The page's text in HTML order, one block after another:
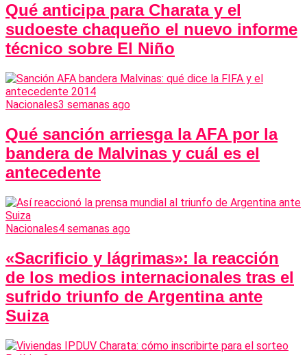
Qué anticipa para Charata y el
sudoeste chaqueño el nuevo informe
técnico sobre El Niño
Nacionales3 semanas ago
Qué sanción arriesga la AFA por la
bandera de Malvinas y cuál es el
antecedente
Nacionales4 semanas ago
«Sacrificio y lágrimas»: la reacción
de los medios internacionales tras el
sufrido triunfo de Argentina ante
Suiza